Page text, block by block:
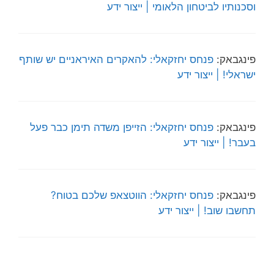
וסכנותיו לביטחון הלאומי | ייצור ידע
פינגבאק: פנחס יחזקאלי: להאקרים האיראניים יש שותף
ישראלי! | ייצור ידע
פינגבאק: פנחס יחזקאלי: הזייפן משדה תימן כבר פעל
בעבר! | ייצור ידע
פינגבאק: פנחס יחזקאלי: הווטצאפ שלכם בטוח?
תחשבו שוב! | ייצור ידע